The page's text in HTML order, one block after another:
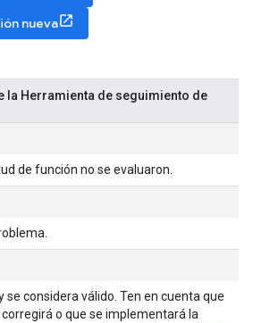
nueva
la Herramienta de seguimiento de
de función no se evaluaron.
se considera válido. Ten en cuenta que
o que se implementará la